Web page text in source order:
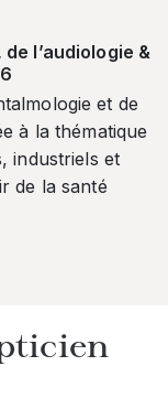
l’audiologie &
et de
à la thématique
industriels et
de la santé